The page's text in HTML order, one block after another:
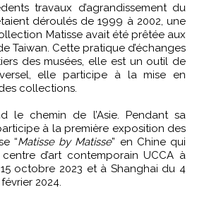
déroulés de 1999 à 2002, une
Matisse avait été prêtée aux
Taiwan. Cette pratique d’échanges
des musées, elle est un outil de
elle participe à la mise en
collections.
le chemin de l’Asie. Pendant sa
à la première exposition des
“Matisse by Matisse” en Chine qui
d’art contemporain UCCA à
octobre 2023 et à Shanghai du 4
2024.